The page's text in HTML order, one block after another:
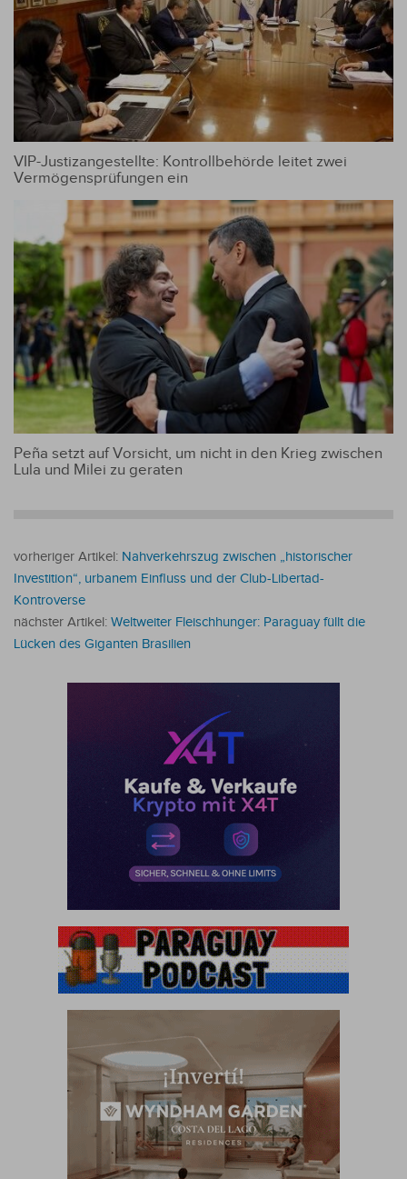
VIP-Justizangestellte: Kontrollbehörde leitet zwei
Vermögensprüfungen ein
Peña setzt auf Vorsicht, um nicht in den Krieg zwischen
Lula und Milei zu geraten
vorheriger Artikel: Nahverkehrszug zwischen „historischer
Investition“, urbanem Einfluss und der Club-Libertad-
Kontroverse
nächster Artikel: Weltweiter Fleischhunger: Paraguay füllt die
Lücken des Giganten Brasilien